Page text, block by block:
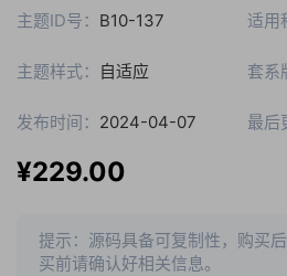
主题ID号： B10-137 适用
主题样式： 自适应 套系
发布时间： 2024-04-07 最后
¥229.00
提示：源码具备可复制性，购买
买前请确认好相关信息。